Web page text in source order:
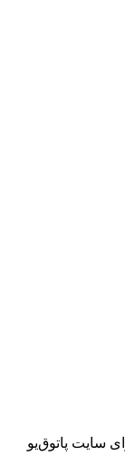
سایت پاتوق‌یو